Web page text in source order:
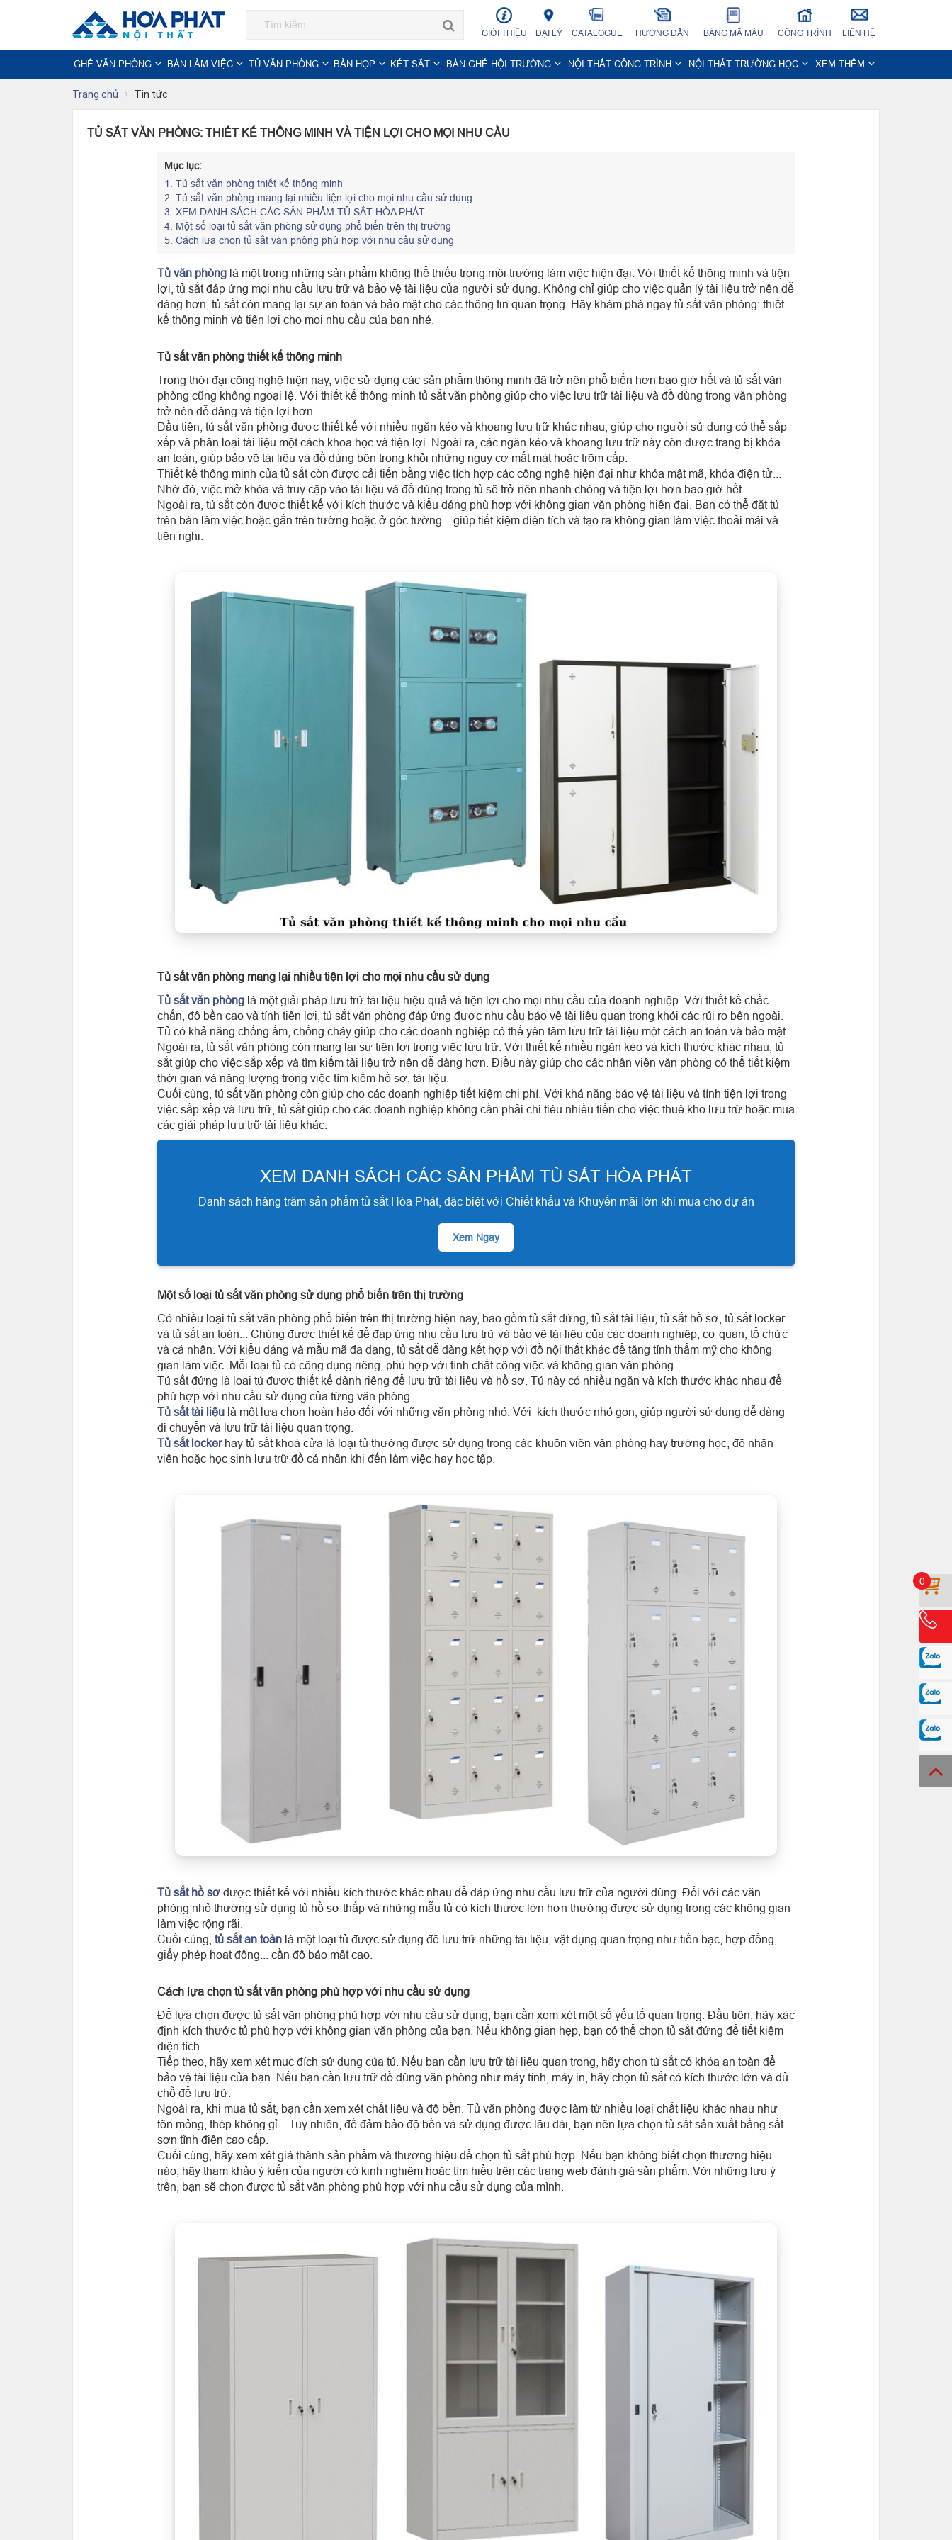
0
GIỚI THIỆU ĐẠI LÝ CATALOGUE HƯỚNG DẪN BẢNG MÃ MÀU CÔNG TRÌNH LIÊN HỆ
GHẾ VĂN PHÒNG BÀN LÀM VIỆC TỦ VĂN PHÒNG BÀN HỌP KÉT SẮT BÀN GHẾ HỘI TRƯỜNG NỘI THẤT CÔNG TRÌNH NỘI THẤT TRƯỜNG HỌC XEM THÊM
Trang chủ Tin tức
TỦ SẮT VĂN PHÒNG: THIẾT KẾ THÔNG MINH VÀ TIỆN LỢI CHO MỌI NHU CẦU
Mục lục:
1.
Tủ sắt văn phòng thiết kế thông minh
2. Tủ sắt văn phòng mang lại nhiều tiện lợi cho mọi nhu cầu sử dụng
3. XEM DANH SÁCH CÁC SẢN PHẨM TỦ SẮT HÒA PHÁT
4.
Một số loại tủ sắt văn phòng sử dụng phổ biến trên thị trường
5. Cách lựa chọn tủ sắt văn phòng phù hợp với nhu cầu sử dụng
Tủ văn phòng là một trong những sản phẩm không thể thiếu trong môi trường làm việc hiện đại. Với thiết kế thông minh và tiện
lợi, tủ sắt đáp ứng mọi nhu cầu lưu trữ và bảo vệ tài liệu của người sử dụng. Không chỉ giúp cho việc quản lý tài liệu trở nên dễ
dàng hơn, tủ sắt còn mang lại sự an toàn và bảo mật cho các thông tin quan trọng. Hãy khám phá ngay tủ sắt văn phòng: thiết
kế thông minh và tiện lợi cho mọi nhu cầu của bạn nhé.
Tủ sắt văn phòng thiết kế thông minh
Trong thời đại công nghệ hiện nay, việc sử dụng các sản phẩm thông minh đã trở nên phổ biến hơn bao giờ hết và tủ sắt văn
phòng cũng không ngoại lệ. Với thiết kế thông minh tủ sắt văn phòng giúp cho việc lưu trữ tài liệu và đồ dùng trong văn phòng
trở nên dễ dàng và tiện lợi hơn.
Đầu tiên, tủ sắt văn phòng được thiết kế với nhiều ngăn kéo và khoang lưu trữ khác nhau, giúp cho người sử dụng có thể sắp
xếp và phân loại tài liệu một cách khoa học và tiện lợi. Ngoài ra, các ngăn kéo và khoang lưu trữ này còn được trang bị khóa
an toàn, giúp bảo vệ tài liệu và đồ dùng bên trong khỏi những nguy cơ mất mát hoặc trộm cắp.
Thiết kế thông minh của tủ sắt còn được cải tiến bằng việc tích hợp các công nghệ hiện đại như khóa mật mã, khóa điện tử...
Nhờ đó, việc mở khóa và truy cập vào tài liệu và đồ dùng trong tủ sẽ trở nên nhanh chóng và tiện lợi hơn bao giờ hết.
Ngoài ra, tủ sắt còn được thiết kế với kích thước và kiểu dáng phù hợp với không gian văn phòng hiện đại. Bạn có thể đặt tủ
trên bàn làm việc hoặc gắn trên tường hoặc ở góc tường... giúp tiết kiệm diện tích và tạo ra không gian làm việc thoải mái và
tiện nghi.
Tủ sắt văn phòng mang lại nhiều tiện lợi cho mọi nhu cầu sử dụng
Tủ sắt văn phòng là một giải pháp lưu trữ tài liệu hiệu quả và tiện lợi cho mọi nhu cầu của doanh nghiệp. Với thiết kế chắc
chắn, độ bền cao và tính tiện lợi, tủ sắt văn phòng đáp ứng được nhu cầu bảo vệ tài liệu quan trọng khỏi các rủi ro bên ngoài.
Tủ có khả năng chống ẩm, chống cháy giúp cho các doanh nghiệp có thể yên tâm lưu trữ tài liệu một cách an toàn và bảo mật.
Ngoài ra, tủ sắt văn phòng còn mang lại sự tiện lợi trong việc lưu trữ. Với thiết kế nhiều ngăn kéo và kích thước khác nhau, tủ
sắt giúp cho việc sắp xếp và tìm kiếm tài liệu trở nên dễ dàng hơn. Điều này giúp cho các nhân viên văn phòng có thể tiết kiệm
thời gian và năng lượng trong việc tìm kiếm hồ sơ, tài liệu.
Cuối cùng, tủ sắt văn phòng còn giúp cho các doanh nghiệp tiết kiệm chi phí. Với khả năng bảo vệ tài liệu và tính tiện lợi trong
việc sắp xếp và lưu trữ, tủ sắt giúp cho các doanh nghiệp không cần phải chi tiêu nhiều tiền cho việc thuê kho lưu trữ hoặc mua
các giải pháp lưu trữ tài liệu khác.
XEM DANH SÁCH CÁC SẢN PHẨM TỦ SẮT HÒA PHÁT
Danh sách hàng trăm sản phẩm tủ sắt Hòa Phát, đặc biệt với Chiết khấu và Khuyến mãi lớn khi mua cho dự án
Xem Ngay
Một số loại tủ sắt văn phòng sử dụng phổ biến trên thị trường
Có nhiều loại tủ sắt văn phòng phổ biến trên thị trường hiện nay, bao gồm tủ sắt đứng, tủ sắt tài liệu, tủ sắt hồ sơ, tủ sắt locker
và tủ sắt an toàn... Chúng được thiết kế để đáp ứng nhu cầu lưu trữ và bảo vệ tài liệu của các doanh nghiệp, cơ quan, tổ chức
và cá nhân. Với kiểu dáng và mẫu mã đa dạng, tủ sắt dễ dàng kết hợp với đồ nội thất khác để tăng tính thẩm mỹ cho không
gian làm việc. Mỗi loại tủ có công dụng riêng, phù hợp với tính chất công việc và không gian văn phòng.
Tủ sắt đứng là loại tủ được thiết kế dành riêng để lưu trữ tài liệu và hồ sơ. Tủ này có nhiều ngăn và kích thước khác nhau để
phù hợp với nhu cầu sử dụng của từng văn phòng.
Tủ sắt tài liệu là một lựa chọn hoàn hảo đối với những văn phòng nhỏ. Với kích thước nhỏ gọn, giúp người sử dụng dễ dàng
di chuyển và lưu trữ tài liệu quan trọng.
Tủ sắt lockerhay tủ sắt khoá cửa là loại tủ thường được sử dụng trong các khuôn viên văn phòng hay trường học, để nhân
viên hoặc học sinh lưu trữ đồ cá nhân khi đến làm việc hay học tập.
Tủ sắt hồ sơ được thiết kế với nhiều kích thước khác nhau để đáp ứng nhu cầu lưu trữ của người dùng. Đối với các văn
phòng nhỏ thường sử dụng tủ hồ sơ thấp và những mẫu tủ có kích thước lớn hơn thường được sử dụng trong các không gian
làm việc rộng rãi.
Cuối cùng, tủ sắt an toàn là một loại tủ được sử dụng để lưu trữ những tài liệu, vật dụng quan trọng như tiền bạc, hợp đồng,
giấy phép hoạt động... cần độ bảo mật cao.
Cách lựa chọn tủ sắt văn phòng phù hợp với nhu cầu sử dụng
Để lựa chọn được tủ sắt văn phòng phù hợp với nhu cầu sử dụng, bạn cần xem xét một số yếu tố quan trọng. Đầu tiên, hãy xác
định kích thước tủ phù hợp với không gian văn phòng của bạn. Nếu không gian hẹp, bạn có thể chọn tủ sắt đứng để tiết kiệm
diện tích.
Tiếp theo, hãy xem xét mục đích sử dụng của tủ. Nếu bạn cần lưu trữ tài liệu quan trọng, hãy chọn tủ sắt có khóa an toàn để
bảo vệ tài liệu của bạn. Nếu bạn cần lưu trữ đồ dùng văn phòng như máy tính, máy in, hãy chọn tủ sắt có kích thước lớn và đủ
chỗ để lưu trữ.
Ngoài ra, khi mua tủ sắt, bạn cần xem xét chất liệu và độ bền. Tủ văn phòng được làm từ nhiều loại chất liệu khác nhau như
tôn mỏng, thép không gỉ... Tuy nhiên, để đảm bảo độ bền và sử dụng được lâu dài, bạn nên lựa chọn tủ sắt sản xuất bằng sắt
sơn tĩnh điện cao cấp.
Cuối cùng, hãy xem xét giá thành sản phẩm và thương hiệu để chọn tủ sắt phù hợp. Nếu bạn không biết chọn thương hiệu
nào, hãy tham khảo ý kiến của người có kinh nghiệm hoặc tìm hiểu trên các trang web đánh giá sản phẩm. Với những lưu ý
trên, bạn sẽ chọn được tủ sắt văn phòng phù hợp với nhu cầu sử dụng của mình.